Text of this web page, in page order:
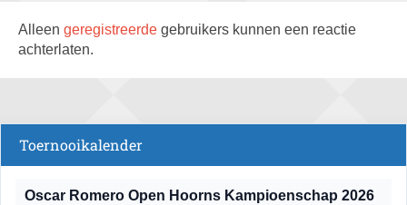
Alleen geregistreerde gebruikers kunnen een reactie
achterlaten.
Toernooikalender
Oscar Romero Open Hoorns Kampioenschap 2026